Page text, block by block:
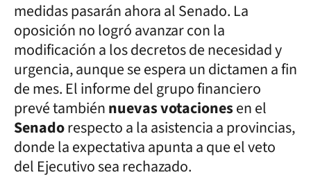
medidas pasarán ahora al Senado. La
oposición no logró avanzar con la
modificación a los decretos de necesidad y
urgencia, aunque se espera un dictamen a fin
de mes. El informe del grupo financiero
prevé tambiénnuevas votacionesen el
Senadorespecto a la asistencia a provincias,
donde la expectativa apunta a que el veto
del Ejecutivo sea rechazado.